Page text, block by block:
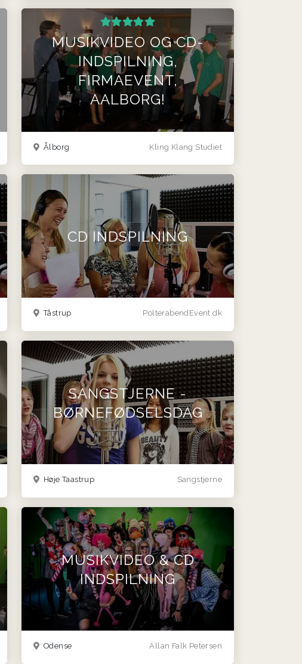
MUSIKVIDEO OG CD-
INDSPILNING,
FIRMAEVENT,
AALBORG!
Kling Klang Studiet
Ålborg
CD INDSPILNING
PolterabendEvent.dk
Tåstrup
SANGSTJERNE -
BØRNEFØDSELSDAG
Sangstjerne
Høje Taastrup
MUSIKVIDEO & CD
INDSPILNING
Allan Falk Petersen
Odense